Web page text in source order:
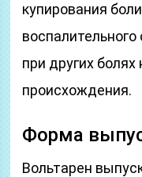
купирования
воспалительного
при других
происхождения.
Форма
Вольтарен